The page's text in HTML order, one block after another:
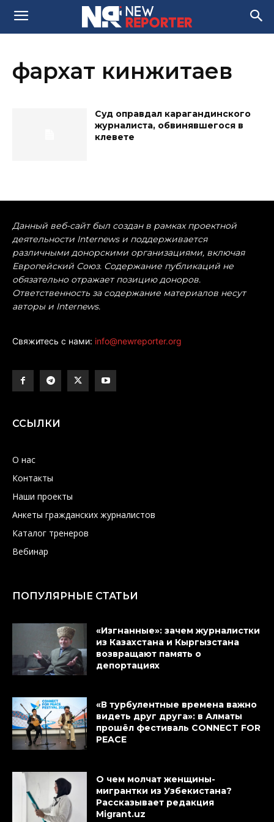
фархат кинжитаев
Суд оправдал карагандинского
журналиста, обвинявшегося в
клевете
Данный веб-сайт был создан в рамках проектной
деятельности Internews и поддерживается
различными донорскими организациями, включая
Европейский Союз. Содержание публикаций не
обязательно отражает позицию доноров.
Ответственность за содержание материалов несут
авторы и Internews.
Свяжитесь с нами: info@newreporter.org
ССЫЛКИ
О нас
Контакты
Наши проекты
Анкеты гражданских журналистов
Каталог тренеров
Вебинар
ПОПУЛЯРНЫЕ СТАТЬИ
«Изгнанные»: зачем журналистки
из Казахстана и Кыргызстана
возвращают память о
депортациях
«В турбулентные времена важно
видеть друг друга»: в Алматы
прошёл фестиваль CONNECT FOR
PEACE
О чем молчат женщины-
мигрантки из Узбекистана?
Рассказывает редакция
Migrant.uz